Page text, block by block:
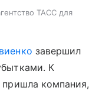
ТАСС для
завершил
К
пришла компания,